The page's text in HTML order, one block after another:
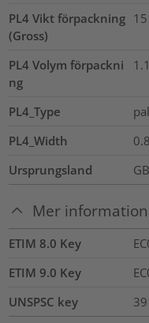
PL4 Vikt förpackning
(Gross)
PL4 Volym förpackni
ng
PL4_Type
PL4_Width
Ursprungsland
GB
Mer information
ETIM 8.0 Key
ETIM 9.0 Key
UNSPSC key